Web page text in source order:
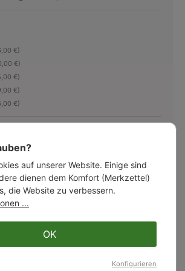
€)
€)
€)
€)
€)
Gib den
auf den Merkzettel
Herstellers im August kann es zu einer
auf unserer Website. Einige sind
dienen dem Komfort (Merkzettel)
die Website zu verbessern.
...
OK
Konfigurieren